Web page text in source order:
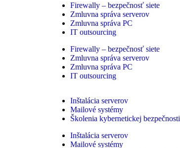
Firewally – bezpečnosť siete
Zmluvna správa serverov
Zmluvna správa PC
IT outsourcing
Firewally – bezpečnosť siete
Zmluvna správa serverov
Zmluvna správa PC
IT outsourcing
Inštalácia serverov
Mailové systémy
Školenia kybernetickej bezpečnosti
Inštalácia serverov
Mailové systémy